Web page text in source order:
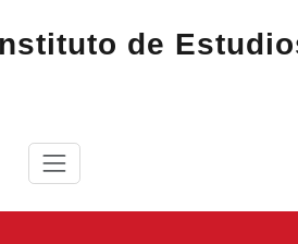
Cabreireses